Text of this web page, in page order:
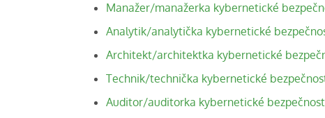
Manažer/manažerka kybernetické
Analytik/analytička kybernetické
Architekt/architektka kybernetické
Technik/technička kybernetické
Auditor/auditorka kybernetické bezpečnosti